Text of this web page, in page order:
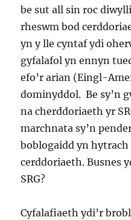
be sut all sin roc
rheswm bod
yn y lle cyntaf ydi
gyfalafol yn ennyn
efo’r arian (Eingl-
dominyddol. Be sy’n
na cherddoriaeth yr
marchnata sy’n
boblogaidd yn hytrach
cerddoriaeth. Busnes
SRG?
Cyfalafiaeth ydi’r